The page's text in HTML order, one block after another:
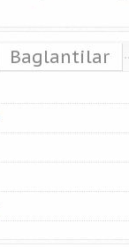
Baglantilar